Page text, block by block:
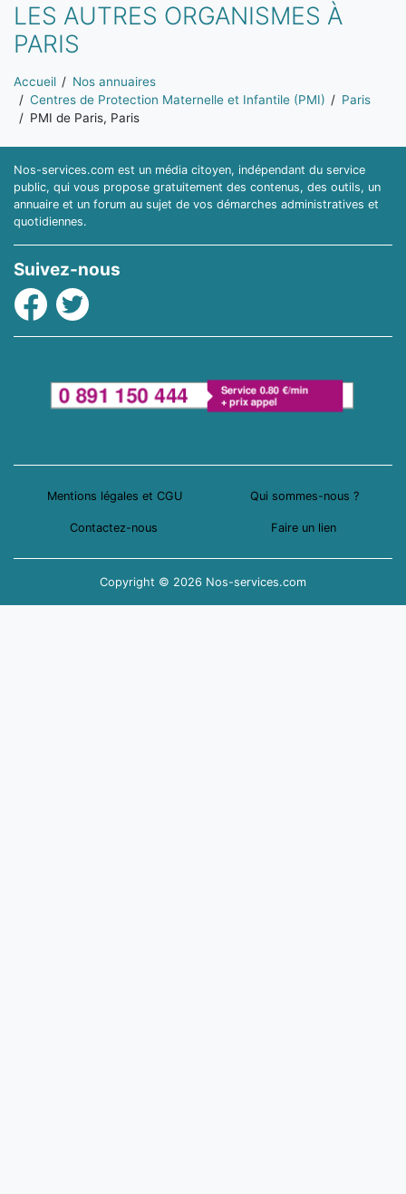
LES AUTRES ORGANISMES À
PARIS
Vous êtes ici:
Accueil
Nos annuaires
Centres de Protection Maternelle et Infantile (PMI)
Paris
PMI de Paris, Paris
Nos-services.com est un média citoyen, indépendant du service
public, qui vous propose gratuitement des contenus, des outils, un
annuaire et un forum au sujet de vos démarches administratives et
quotidiennes.
Suivez-nous
Facebook
Twitter
Mentions légales et CGU Qui sommes-nous ?
Contactez-nous Faire un lien
Copyright © 2026 Nos-services.com